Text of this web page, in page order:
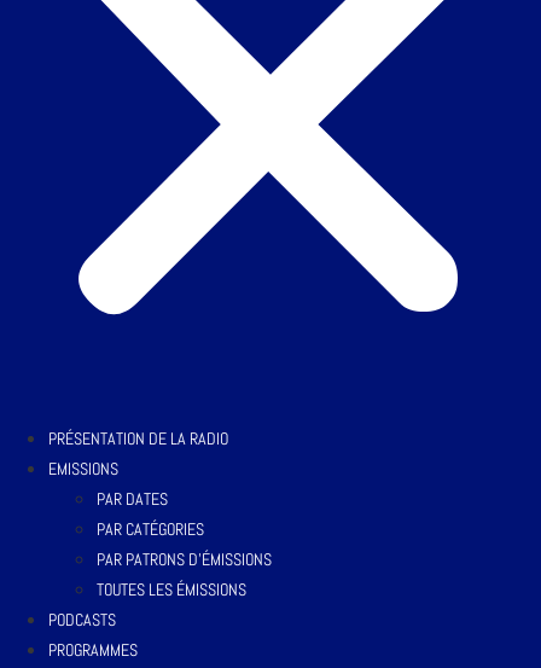
PRÉSENTATION DE LA RADIO
EMISSIONS
PAR DATES
PAR CATÉGORIES
PAR PATRONS D’ÉMISSIONS
TOUTES LES ÉMISSIONS
PODCASTS
PROGRAMMES